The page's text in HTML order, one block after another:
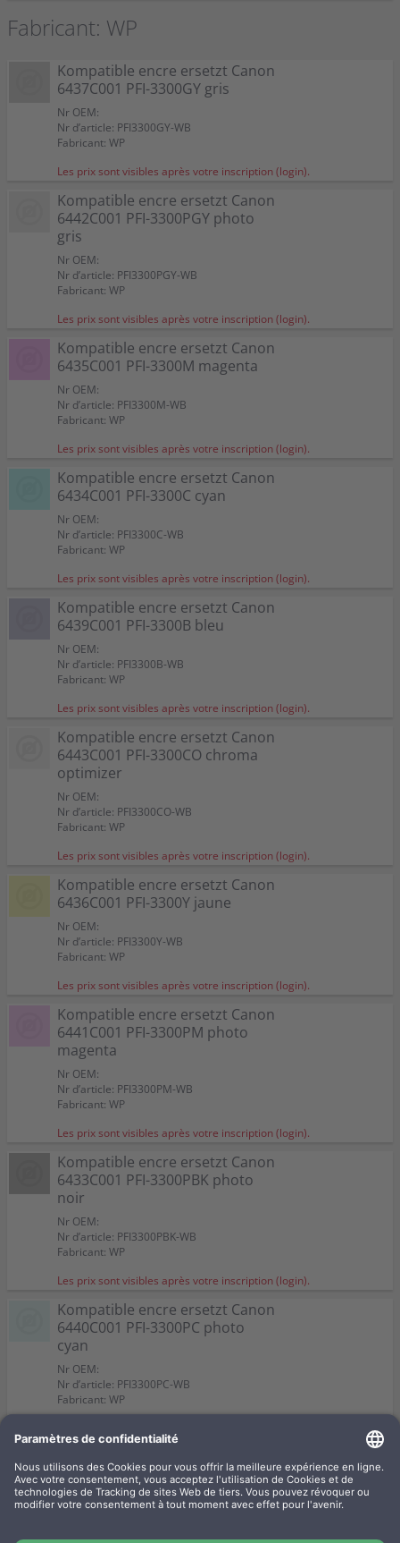
Fabricant: WP
Kompatible encre ersetzt Canon
6437C001 PFI-3300GY gris
Nr OEM:
Nr d’article: PFI3300GY-WB
Fabricant: WP
Les prix sont visibles après votre inscription (login).
Kompatible encre ersetzt Canon
6442C001 PFI-3300PGY photo
gris
Nr OEM:
Nr d’article: PFI3300PGY-WB
Fabricant: WP
Les prix sont visibles après votre inscription (login).
Kompatible encre ersetzt Canon
6435C001 PFI-3300M magenta
Nr OEM:
Nr d’article: PFI3300M-WB
Fabricant: WP
Les prix sont visibles après votre inscription (login).
Kompatible encre ersetzt Canon
6434C001 PFI-3300C cyan
Nr OEM:
Nr d’article: PFI3300C-WB
Fabricant: WP
Les prix sont visibles après votre inscription (login).
Kompatible encre ersetzt Canon
6439C001 PFI-3300B bleu
Nr OEM:
Nr d’article: PFI3300B-WB
Fabricant: WP
Les prix sont visibles après votre inscription (login).
Kompatible encre ersetzt Canon
6443C001 PFI-3300CO chroma
optimizer
Nr OEM:
Nr d’article: PFI3300CO-WB
Fabricant: WP
Les prix sont visibles après votre inscription (login).
Kompatible encre ersetzt Canon
6436C001 PFI-3300Y jaune
Nr OEM:
Nr d’article: PFI3300Y-WB
Fabricant: WP
Les prix sont visibles après votre inscription (login).
Kompatible encre ersetzt Canon
6441C001 PFI-3300PM photo
magenta
Nr OEM:
Nr d’article: PFI3300PM-WB
Fabricant: WP
Les prix sont visibles après votre inscription (login).
Kompatible encre ersetzt Canon
6433C001 PFI-3300PBK photo
noir
Nr OEM:
Nr d’article: PFI3300PBK-WB
Fabricant: WP
Les prix sont visibles après votre inscription (login).
Kompatible encre ersetzt Canon
6440C001 PFI-3300PC photo
cyan
Nr OEM:
Nr d’article: PFI3300PC-WB
Fabricant: WP
6438C001 PFI-3300R rouge
Nr OEM: